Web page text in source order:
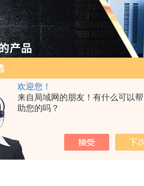
欢迎您！
来自局域网的朋友！有什么可以帮
助您的吗？